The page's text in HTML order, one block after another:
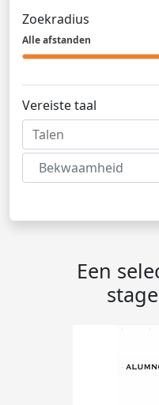
Zoekradius
Alle afstanden
Vereiste taal
Bekwaamheid
Een